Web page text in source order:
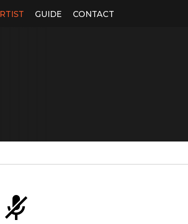
GUIDE CONTACT